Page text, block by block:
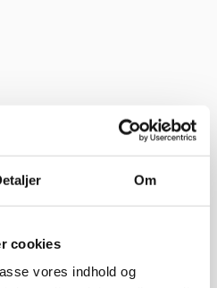
Om
cookies
vores indhold og